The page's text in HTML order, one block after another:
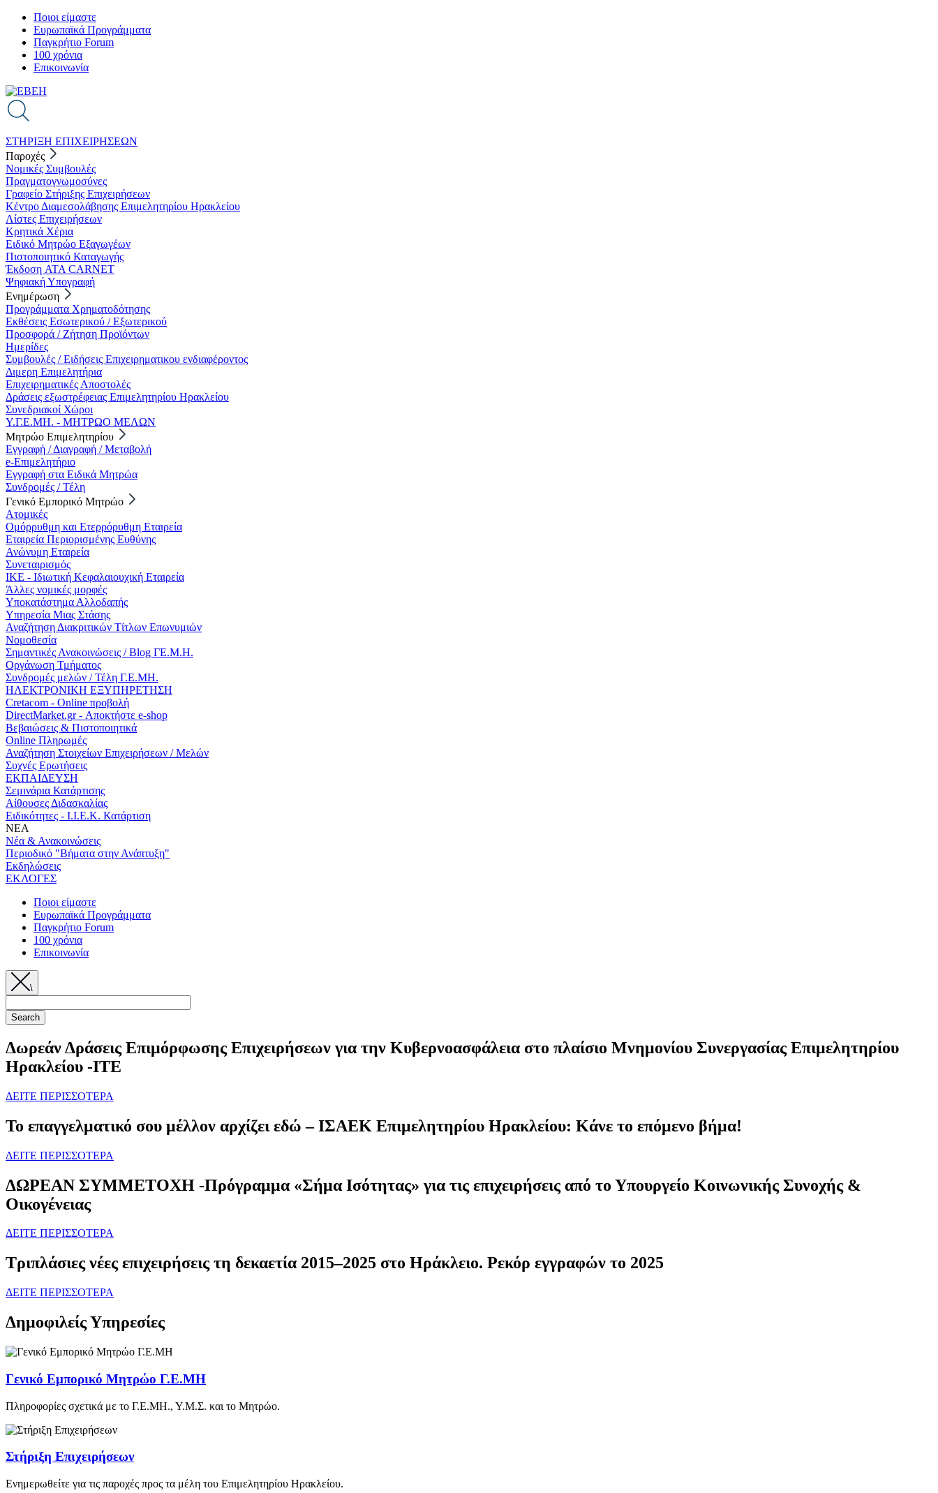
Skip
main
content
Ποιοι είμαστε
Ευρωπαϊκά Προγράμματα
Παγκρήτιο Forum
100 χρόνια
Επικοινωνία
ΣΤΗΡΙΞΗ ΕΠΙΧΕΙΡΗΣΕΩΝ
Παροχές
Νομικές Συμβουλές
Πραγματογνωμοσύνες
Γραφείο Στήριξης Επιχειρήσεων
Κέντρο Διαμεσολάβησης Επιμελητηρίου Ηρακλείου
Λίστες Επιχειρήσεων
Κρητικά Χέρια
Ειδικό Μητρώο Εξαγωγέων
Πιστοποιητικό Καταγωγής
Έκδοση ATA CARNET
Ψηφιακή Υπογραφή
Ενημέρωση
Προγράμματα Χρηματοδότησης
Εκθέσεις Εσωτερικού / Εξωτερικού
Προσφορά / Ζήτηση Προϊόντων
Ημερίδες
Συμβουλές / Ειδήσεις Επιχειρηματικου ενδιαφέροντος
Διμερη Επιμελητήρια
Επιχειρηματικές Αποστολές
Δράσεις εξωστρέφειας Επιμελητηρίου Ηρακλείου
Συνεδριακοί Χώροι
Υ.Γ.Ε.ΜΗ. - ΜΗΤΡΩΟ ΜΕΛΩΝ
Μητρώο Επιμελητηρίου
Εγγραφή / Διαγραφή / Μεταβολή
e-Επιμελητήριο
Εγγραφή στα Ειδικά Μητρώα
Συνδρομές / Τέλη
Γενικό Εμπορικό Μητρώο
Ατομικές
Ομόρρυθμη και Ετερρόρυθμη Εταιρεία
Εταιρεία Περιορισμένης Ευθύνης
Ανώνυμη Εταιρεία
Συνεταιρισμός
ΙΚΕ - Ιδιωτική Κεφαλαιουχική Εταιρεία
Άλλες νομικές μορφές
Υποκατάστημα Αλλοδαπής
Υπηρεσία Μιας Στάσης
Αναζήτηση Διακριτικών Τίτλων Επωνυμιών
Νομοθεσία
Σημαντικές Ανακοινώσεις / Blog ΓΕ.Μ.Η.
Οργάνωση Τμήματος
Συνδρομές μελών / Τέλη Γ.Ε.ΜΗ.
ΗΛΕΚΤΡΟΝΙΚΗ ΕΞΥΠΗΡΕΤΗΣΗ
Cretacom - Online προβολή
DirectMarket.gr - Αποκτήστε e-shop
Βεβαιώσεις & Πιστοποιητικά
Online Πληρωμές
Αναζήτηση Στοιχείων Επιχειρήσεων / Μελών
Συχνές Ερωτήσεις
ΕΚΠΑΙΔΕΥΣΗ
Σεμινάρια Κατάρτισης
Αίθουσες Διδασκαλίας
Ειδικότητες - Ι.Ι.Ε.Κ. Κατάρτιση
ΝΕΑ
Νέα & Ανακοινώσεις
Περιοδικό "Βήματα στην Ανάπτυξη"
Εκδηλώσεις
ΕΚΛΟΓΕΣ
Ποιοι είμαστε
Ευρωπαϊκά Προγράμματα
Παγκρήτιο Forum
100 χρόνια
Επικοινωνία
\
Δωρεάν Δράσεις Επιμόρφωσης Επιχειρήσεων για την Κυβερνοασφάλεια στο πλαίσιο Μνημονίου Συνεργασίας Επιμελητηρίου
Ηρακλείου -ΙΤΕ
ΔΕΙΤΕ ΠΕΡΙΣΣΟΤΕΡΑ
Το επαγγελματικό σου μέλλον αρχίζει εδώ – ΙΣΑΕΚ Επιμελητηρίου Ηρακλείου: Κάνε το επόμενο βήμα!
ΔΕΙΤΕ ΠΕΡΙΣΣΟΤΕΡΑ
ΔΩΡΕΑΝ ΣΥΜΜΕΤΟΧΗ -Πρόγραμμα «Σήμα Ισότητας» για τις επιχειρήσεις από το Υπουργείο Κοινωνικής Συνοχής &
Οικογένειας
ΔΕΙΤΕ ΠΕΡΙΣΣΟΤΕΡΑ
Τριπλάσιες νέες επιχειρήσεις τη δεκαετία 2015–2025 στο Ηράκλειο. Ρεκόρ εγγραφών το 2025
ΔΕΙΤΕ ΠΕΡΙΣΣΟΤΕΡΑ
Δημοφιλείς Υπηρεσίες
Γενικό Εμπορικό Μητρώο Γ.Ε.ΜΗ
Πληροφορίες σχετικά με το Γ.Ε.ΜΗ., Υ.Μ.Σ. και το Μητρώο.
Στήριξη Επιχειρήσεων
Ενημερωθείτε για τις παροχές προς τα μέλη του Επιμελητηρίου Ηρακλείου.